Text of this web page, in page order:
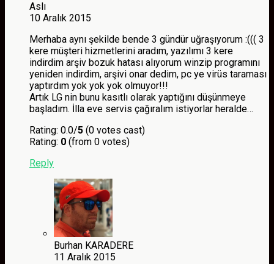
Aslı
10 Aralık 2015
Merhaba aynı şekilde bende 3 gündür uğraşıyorum :((( 3
kere müşteri hizmetlerini aradım, yazılımı 3 kere
indirdim arşiv bozuk hatası alıyorum winzip programını
yeniden indirdim, arşivi onar dedim, pc ye virüs taraması
yaptırdım yok yok yok olmuyor!!!
Artık LG nin bunu kasıtlı olarak yaptığını düşünmeye
başladım. İlla eve servis çağıralım istiyorlar heralde…
Rating: 0.0/5 (0 votes cast)
Rating: 0 (from 0 votes)
Reply
Burhan KARADERE
11 Aralık 2015